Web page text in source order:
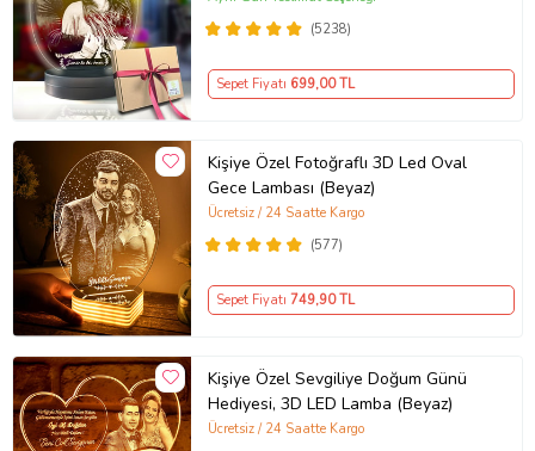
(5238)
Sepet Fiyatı 699,00 TL
Kişiye Özel Fotoğraflı 3D Led Oval
Gece Lambası (Beyaz)
(577)
Ücretsiz / 24 Saatte Kargo
Sepet Fiyatı 749,90 TL
Kişiye Özel Sevgiliye Doğum Günü
Hediyesi, 3D LED Lamba (Beyaz)
Ücretsiz / 24 Saatte Kargo